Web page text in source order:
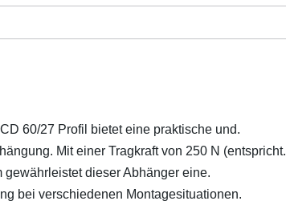
60/27 Profil bietet eine praktische und.
Mit einer Tragkraft von 250 N (entspricht.
dieser Abhänger eine.
bei verschiedenen Montagesituationen.